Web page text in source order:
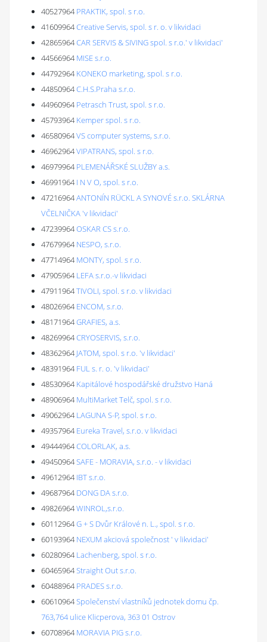
40527964 PRAKTIK, spol. s r.o.
41609964Creative Servis, spol. s r. o. v likvidaci
42865964CAR SERVIS & SIVING spol. s r.o.' v likvidaci'
44566964 MISE s.r.o.
44792964 KONEKO marketing, spol. s r.o.
44850964C.H.S.Praha s.r.o.
44960964 Petrasch Trust, spol. s r.o.
45793964 Kemper spol. s r.o.
46580964VS computer systems, s.r.o.
46962964VIPATRANS, spol. s r.o.
46979964 PLEMENÁŘSKÉ SLUŽBY a.s.
46991964 I N V O, spol. s r.o.
47216964ANTONÍN RÜCKL A SYNOVÉ s.r.o. SKLÁRNA
VČELNIČKA 'v likvidaci'
47239964OSKAR CS s.r.o.
47679964 NESPO, s.r.o.
47714964 MONTY, spol. s r.o.
47905964 LEFA s.r.o.-v likvidaci
47911964TIVOLI, spol. s r.o. v likvidaci
48026964 ENCOM, s.r.o.
48171964GRAFIES, a.s.
48269964CRYOSERVIS, s.r.o.
48362964 JATOM, spol. s r.o. 'v likvidaci'
48391964 FUL s. r. o. 'v likvidaci'
48530964 Kapitálové hospodářské družstvo Haná
48906964 MultiMarket Telč, spol. s r.o.
49062964 LAGUNA S-P, spol. s r.o.
49357964 Eureka Travel, s.r.o. v likvidaci
49444964COLORLAK, a.s.
49450964SAFE - MORAVIA, s.r.o. - v likvidaci
49612964 IBT s.r.o.
49687964 DONG DA s.r.o.
49826964WINROL,s.r.o.
60112964G + S Dvůr Králové n. L., spol. s r.o.
60193964 NEXUM akciová společnost ' v likvidaci'
60280964 Lachenberg, spol. s r.o.
60465964Straight Out s.r.o.
60488964 PRADES s.r.o.
60610964Společenství vlastníků jednotek domu čp.
763,764 ulice Klicperova, 363 01 Ostrov
60708964 MORAVIA PIG s.r.o.